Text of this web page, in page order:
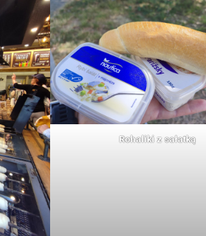
Rohaliki z sałatką